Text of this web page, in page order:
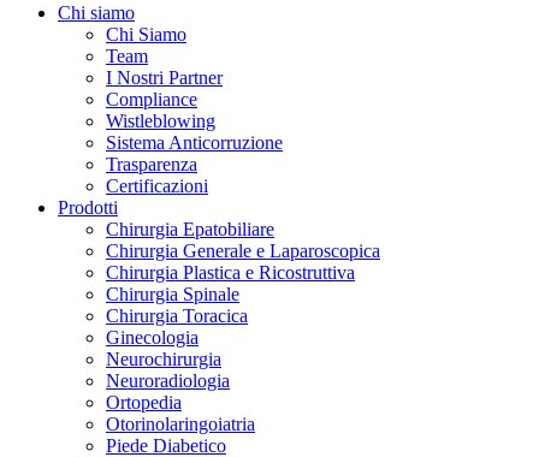
Chi siamo
Chi Siamo
Team
I Nostri Partner
Compliance
Wistleblowing
Sistema Anticorruzione
Trasparenza
Certificazioni
Prodotti
Chirurgia Epatobiliare
Chirurgia Generale e Laparoscopica
Chirurgia Plastica e Ricostruttiva
Chirurgia Spinale
Chirurgia Toracica
Ginecologia
Neurochirurgia
Neuroradiologia
Ortopedia
Otorinolaringoiatria
Piede Diabetico